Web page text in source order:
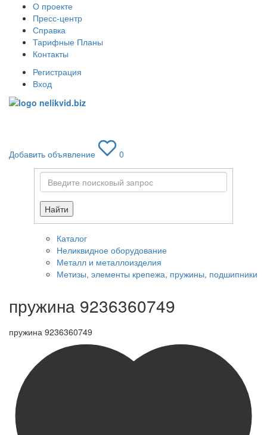
О проекте
Пресс-центр
Справка
Тарифные Планы
Контакты
Регистрация
Вход
Добавить объявление
0
Найти
Каталог
Неликвидное оборудование
Металл и металлоизделия
Метизы, элементы крепежа, пружины, подшипники
пружина 9236360749
пружина 9236360749